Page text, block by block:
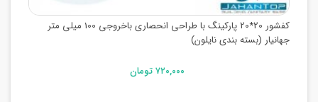
کفشور 20*20 پارکینگ با طراحی انحصاری باخروجی 100 میلی متر
جهانیار (بسته بندی نایلون)
۷۲۰,۰۰۰ تومان